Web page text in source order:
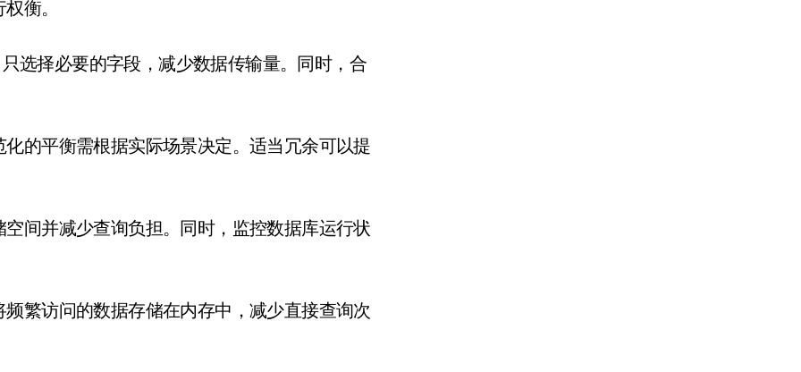
衡。
选择必要的字段，减少数据传输量。同时，合
的平衡需根据实际场景决定。适当冗余可以提
间并减少查询负担。同时，监控数据库运行状
繁访问的数据存储在内存中，减少直接查询次